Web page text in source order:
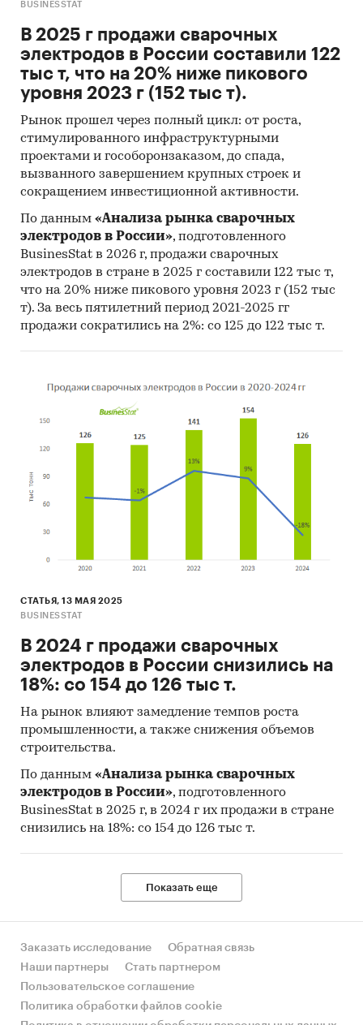
BUSINESSTAT
В 2025 г продажи сварочных
электродов в России составили 122
тыс т, что на 20% ниже пикового
уровня 2023 г (152 тыс т).
Рынок прошел через полный цикл: от роста,
стимулированного инфраструктурными
проектами и гособоронзаказом, до спада,
вызванного завершением крупных строек и
сокращением инвестиционной активности.
По данным «Анализа рынка сварочных
электродов в России», подготовленного
BusinesStat в 2026 г, продажи сварочных
электродов в стране в 2025 г составили 122 тыс т,
что на 20% ниже пикового уровня 2023 г (152 тыс
т). За весь пятилетний период 2021-2025 гг
продажи сократились на 2%: со 125 до 122 тыс т.
СТАТЬЯ, 13 МАЯ 2025
BUSINESSTAT
В 2024 г продажи сварочных
электродов в России снизились на
18%: со 154 до 126 тыс т.
На рынок влияют замедление темпов роста
промышленности, а также снижения объемов
строительства.
По данным «Анализа рынка сварочных
электродов в России», подготовленного
BusinesStat в 2025 г, в 2024 г их продажи в стране
снизились на 18%: со 154 до 126 тыс т.
Показать еще
Заказать исследование
Обратная связь
Наши партнеры
Стать партнером
Пользовательское соглашение
Политика обработки файлов cookie